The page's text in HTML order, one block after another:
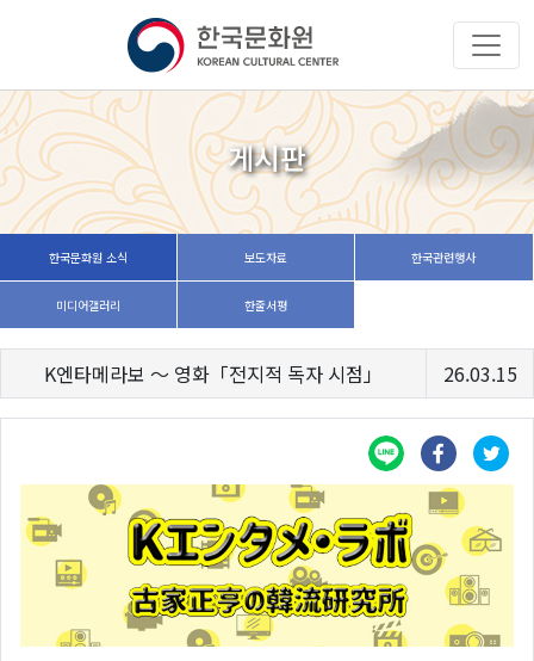
게시판
한국문화원 소식 보도자료 한국관련행사
미디어갤러리 한줄서평
K엔타메라보 ～ 영화「전지적 독자 시점」 26.03.15